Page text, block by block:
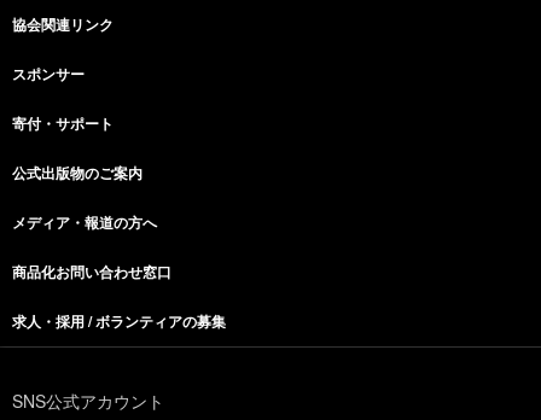
協会関連リンク
スポンサー
寄付・サポート
公式出版物のご案内
メディア・報道の方へ
商品化お問い合わせ窓口
求人・採用 / ボランティアの募集
SNS公式アカウント